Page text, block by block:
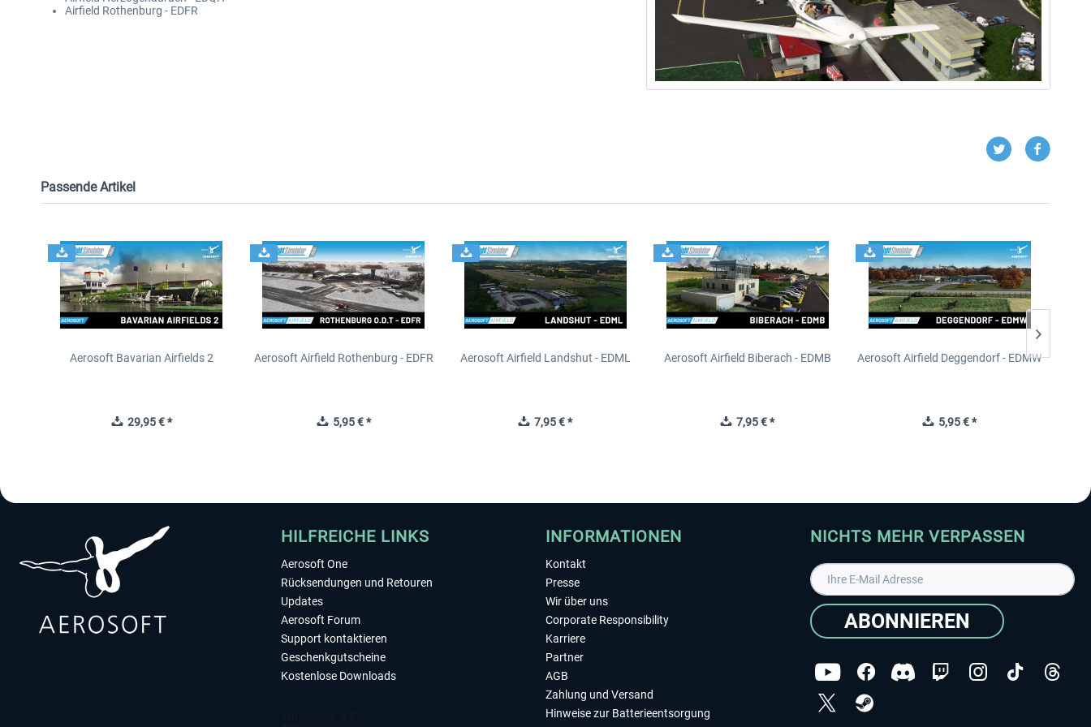
Airfield Rothenburg - EDFR
Passende Artikel
Aerosoft Bavarian Airfields 2
29,95 € *
Aerosoft Airfield Rothenburg - EDFR
5,95 € *
Aerosoft Airfield Landshut - EDML
7,95 € *
Aerosoft Airfield Biberach - EDMB
7,95 € *
Aerosoft Airfield Deggendorf - EDMW
5,95 € *
HILFREICHE LINKS
Aerosoft One
Rücksendungen und Retouren
Updates
Aerosoft Forum
Support kontaktieren
Geschenkgutscheine
Kostenlose Downloads
INFORMATIONEN
Kontakt
Presse
Wir über uns
Corporate Responsibility
Karriere
Partner
AGB
Zahlung und Versand
Hinweise zur Batterieentsorgung
NICHTS MEHR VERPASSEN
ABONNIEREN